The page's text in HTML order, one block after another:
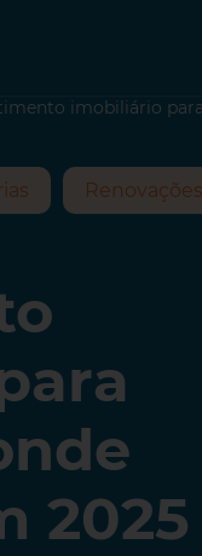
imobiliário
2025
Renovações